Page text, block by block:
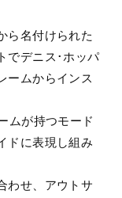
ら名付けられた
でデニス･ホッパ
ームからインス
ムが持つモード
ドに表現し組み
わせ、アウトサ